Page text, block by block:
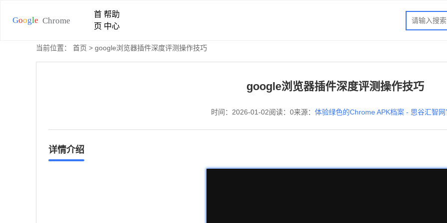
首
页
帮助
中心
当前位置： 首页 > google浏览器插件深度评测操作技巧
google浏览器插件深度评测操作技巧
时间：2026-01-02阅读：0来源： 体验绿色的Chrome APK档案 - 思谷汇智网
详情介绍